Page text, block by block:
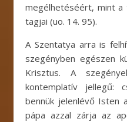
megélhetéséért, mint a
tagjai (uo. 14. 95).
A Szentatya arra is
szegényben egészen
Krisztus. A
kontemplatív jellegű:
bennük jelenlévő Isten
pápa azzal zárja az